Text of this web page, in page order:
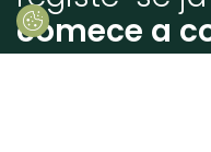
comece a